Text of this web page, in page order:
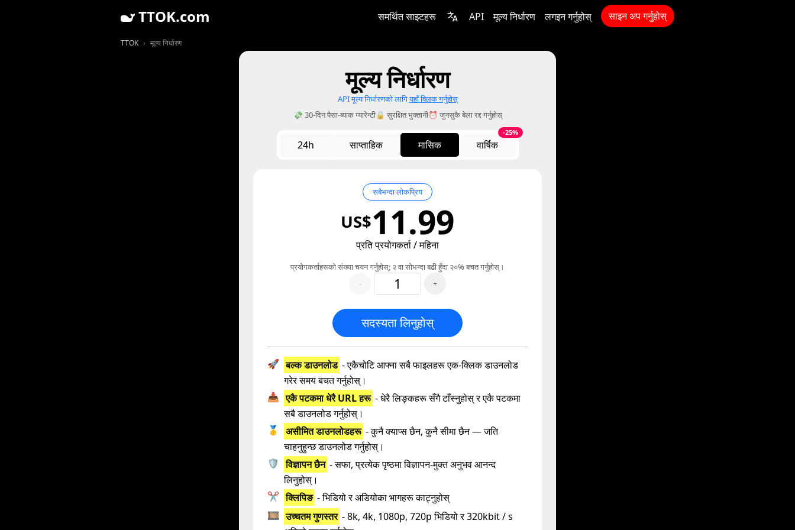
TTOK.com समर्थित साइटहरू API मूल्य निर्धारण लगइन गर्नुहोस् साइन अप गर्नुहोस्
TTOK मूल्य निर्धारण
मूल्य निर्धारण
API मूल्य निर्धारणको लागियहाँ क्लिक गर्नुहोस्
💸 30-दिन पैसा-ब्याक ग्यारेन्टी🔒 सुरक्षित भुक्तानी⏰ जुनसुकै बेला रद्द गर्नुहोस्
24h साप्ताहिक मासिक वार्षिक
-25%
सबैभन्दा लोकप्रिय
US$11.99
प्रति प्रयोगकर्ता / महिना
प्रयोगकर्ताहरूको संख्या चयन गर्नुहोस्; २ वा सोभन्दा बढी हुँदा २०% बचत गर्नुहोस्।
-
+
सदस्यता लिनुहोस्
🚀 बल्क डाउनलोड - एकैचोटि आफ्ना सबै फाइलहरू एक-क्लिक डाउनलोड
गरेर समय बचत गर्नुहोस्।
📥 एकै पटकमा धेरै URL हरू - धेरै लिङ्कहरू सँगै टाँस्नुहोस् र एकै पटकमा
सबै डाउनलोड गर्नुहोस्।
🥇
असीमित डाउनलोडहरू - कुनै क्याप्स छैन, कुनै सीमा छैन — जति
चाहनुहुन्छ डाउनलोड गर्नुहोस्।
🛡️ विज्ञापन छैन - सफा, प्रत्येक पृष्ठमा विज्ञापन-मुक्त अनुभव आनन्द
लिनुहोस्।
✂️ क्लिपिङ - भिडियो र अडियोका भागहरू काट्नुहोस्
🎞️ उच्चतम गुणस्तर - 8k, 4k, 1080p, 720p भिडियो र 320kbit / s